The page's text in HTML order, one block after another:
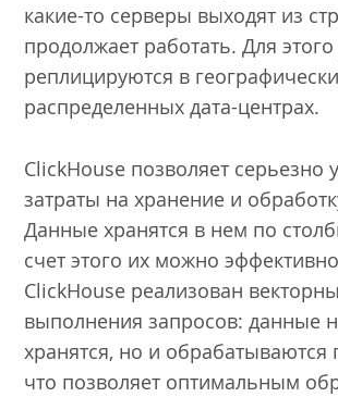
какие-то серверы выходят из
продолжает работать. Для
реплицируются в географически
распределенных дата-центрах.
ClickHouse позволяет серьезно
затраты на хранение и
Данные хранятся в нем по
счет этого их можно
ClickHouse реализован
выполнения запросов: данные
хранятся, но и обрабатываются
что позволяет оптимальным